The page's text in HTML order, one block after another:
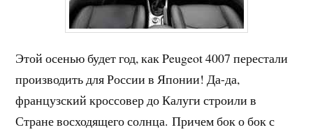
Этой осенью будет год, как Peugeot 4007 перестали
производить для России в Японии! Да-да,
французский кроссовер до Калуги строили в
Стране восходящего солнца. Причем бок о бок с